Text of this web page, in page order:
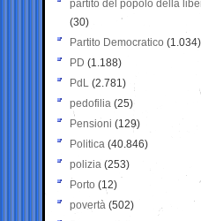
partito del popolo della
(30)
Partito Democratico (1.034)
PD (1.188)
PdL (2.781)
pedofilia (25)
Pensioni (129)
Politica (40.846)
polizia (253)
Porto (12)
povertà (502)